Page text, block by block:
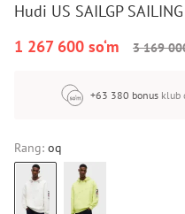
Hudi US SAILGP
1 267 600 so‘m
3 169
+63 380 bonus klub
Rang: oq